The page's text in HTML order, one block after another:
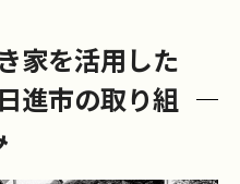
家を活用した
進市の取り組